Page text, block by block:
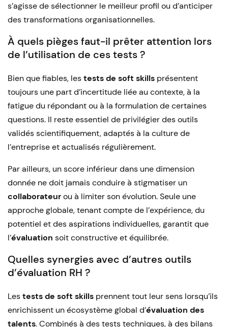
s’agisse de sélectionner le meilleur profil ou d’anticiper
des transformations organisationnelles.
À quels pièges faut-il prêter attention lors
de l’utilisation de ces tests ?
Bien que fiables, lestests de soft skills présentent
toujours une part d’incertitude liée au contexte, à la
fatigue du répondant ou à la formulation de certaines
questions. Il reste essentiel de privilégier des outils
validés scientifiquement, adaptés à la culture de
l’entreprise et actualisés régulièrement.
Par ailleurs, un score inférieur dans une dimension
donnée ne doit jamais conduire à stigmatiser un
collaborateurou à limiter son évolution. Seule une
approche globale, tenant compte de l’expérience, du
potentiel et des aspirations individuelles, garantit que
l’évaluation soit constructive et équilibrée.
Quelles synergies avec d’autres outils
d’évaluation RH ?
Lestests de soft skills prennent tout leur sens lorsqu’ils
enrichissent un écosystème global d’évaluation des
talents. Combinés à des tests techniques, à des bilans